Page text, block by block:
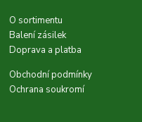
O sortimentu
Balení zásilek
Doprava a platba
Obchodní podmínky
Ochrana soukromí